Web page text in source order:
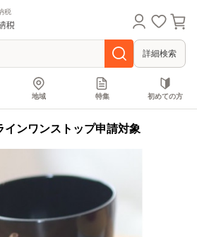
税
詳細検索
地域 特集 初めての方
インワンストップ申請対象